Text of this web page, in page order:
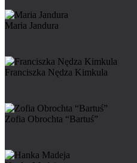
Maria Jandura
Franciszka Nędza Kimkula
Zofia Obrochta “Bartuś”